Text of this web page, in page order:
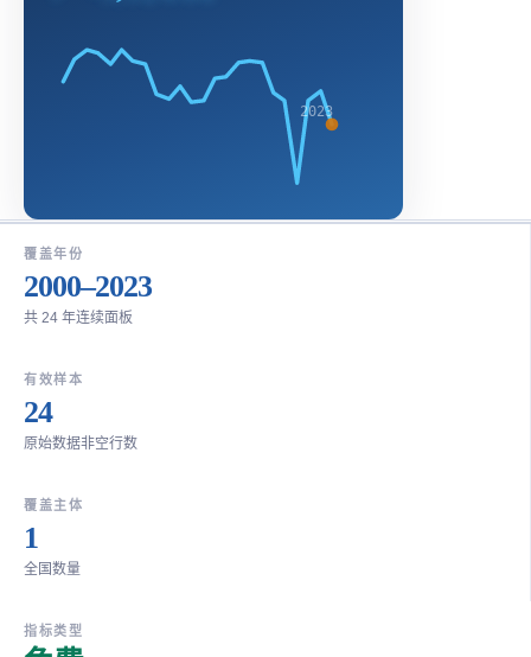
2023
覆盖年份
2000–2023
共 24 年连续面板
有效样本
24
原始数据非空行数
覆盖主体
1
全国数量
指标类型